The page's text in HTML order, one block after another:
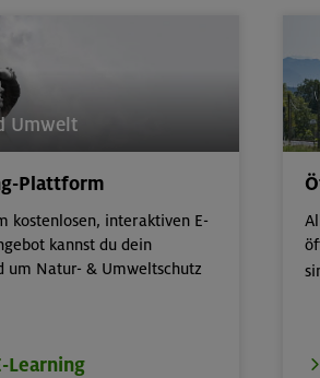
Umwelt
Plattform
kostenlosen, interaktiven E-
kannst du dein
um Natur- & Umweltschutz
Learning